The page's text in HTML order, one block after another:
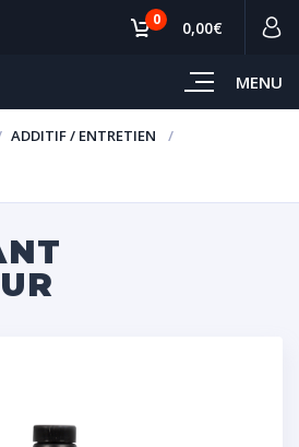
MENU
0 0,00€
ADDITIF / ENTRETIEN